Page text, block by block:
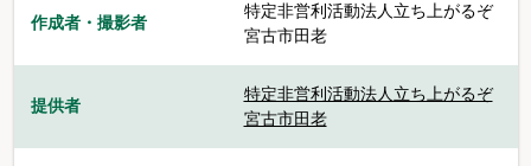
作成者・撮影者
特定非営利活動法人立ち上がるぞ
宮古市田老
提供者
特定非営利活動法人立ち上がるぞ
宮古市田老